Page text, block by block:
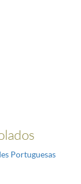
Portuguesas